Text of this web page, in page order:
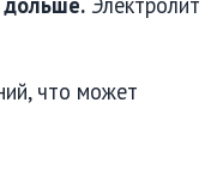
что может